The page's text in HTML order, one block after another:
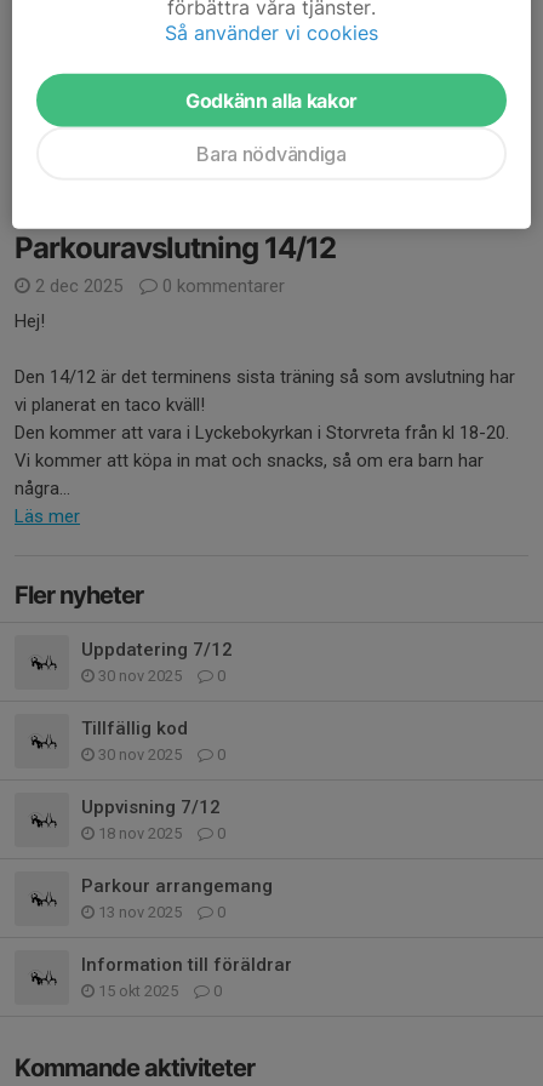
redo för lite mer träning igen!
med frukt och vatten så ses vi där:)
Parkouravslutning 14/12
2 dec 2025
0 kommentarer
Hej!
Den 14/12 är det terminens sista träning så som avslutning har
vi planerat en taco kväll!
Den kommer att vara i Lyckebokyrkan i Storvreta från kl 18-20.
Vi kommer att köpa in mat och snacks, så om era barn har
några...
Läs mer
Fler nyheter
Uppdatering 7/12
30 nov 2025 0
Tillfällig kod
30 nov 2025 0
Uppvisning 7/12
18 nov 2025 0
Parkour arrangemang
13 nov 2025 0
Information till föräldrar
15 okt 2025 0
Kommande aktiviteter
förbättra våra tjänster.
Så använder vi cookies
Godkänn alla kakor
Bara nödvändiga